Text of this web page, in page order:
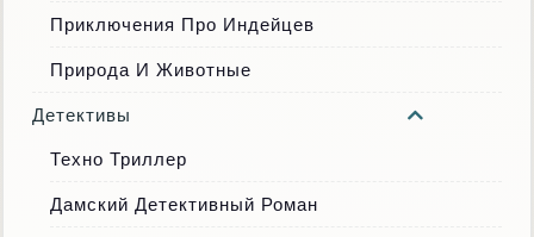
Приключения Про Индейцев
Природа И Животные
Детективы
Техно Триллер
Дамский Детективный Роман